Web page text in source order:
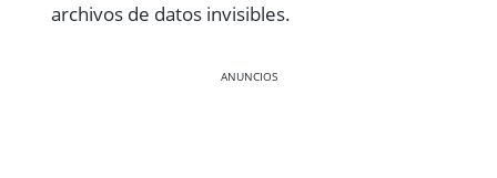
archivos de datos invisibles.
ANUNCIOS